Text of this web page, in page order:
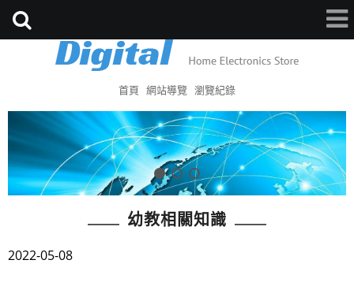
首頁 網站導覽 瀏覽紀錄
幼教相關知識
2022-05-08